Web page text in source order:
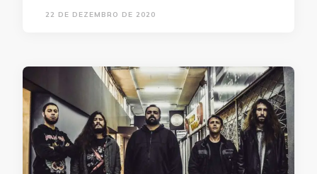
22 DE DEZEMBRO DE 2020